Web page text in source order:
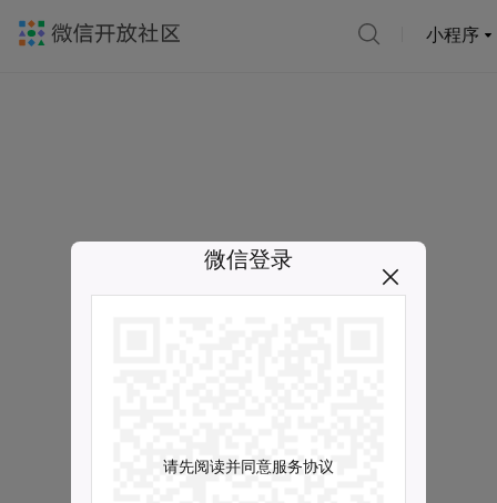
小程序
微信登录
请先阅读并同意服务协议